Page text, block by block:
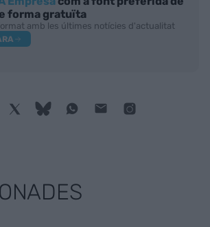
forma gratuïta
amb les últimes notícies d'actualitat